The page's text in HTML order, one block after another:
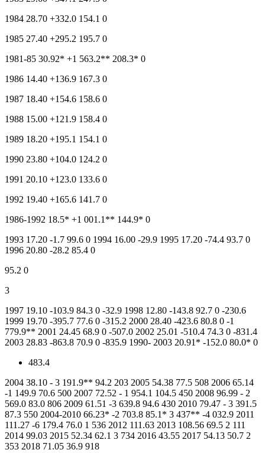
1984 28.70 +332.0 154.1 0
1985 27.40 +295.2 195.7 0
1981-85 30.92* +1 563.2** 208.3* 0
1986 14.40 +136.9 167.3 0
1987 18.40 +154.6 158.6 0
1988 15.00 +121.9 158.4 0
1989 18.20 +195.1 154.1 0
1990 23.80 +104.0 124.2 0
1991 20.10 +123.0 133.6 0
1992 19.40 +165.6 141.7 0
1986-1992 18.5* +1 001.1** 144.9* 0
1993 17.20 -1.7 99.6 0 1994 16.00 -29.9 1995 17.20 -74.4 93.7 0
1996 20.80 -28.2 85.4 0
95.2 0
3
1997 19.10 -103.9 84.3 0 -32.9 1998 12.80 -143.8 92.7 0 -230.6
1999 19.70 -395.7 77.6 0 -315.2 2000 28.40 -423.6 80.8 0 -1
779.9** 2001 24.45 68.9 0 -507.0 2002 25.01 -510.4 74.3 0 -831.4
2003 28.83 -863.8 70.9 0 -835.9 1990- 2003 20.91* -152.0 80.0* 0
483.4
2004 38.10 - 3 191.9** 94.2 203 2005 54.38 77.5 508 2006 65.14
-1 149.9 70.6 500 2007 72.52 - 1 954.1 104.5 450 2008 96.99 - 2
569.0 83.0 806 2009 61.51 -3 639.8 94.6 430 2010 79.47 - 3 391.5
87.3 550 2004-2010 66.23* -2 703.8 85.1* 3 437** -4 032.9 2011
111.27 -6 179.4 76.0 1 536 2012 111.63 2013 108.56 69.5 2 111
2014 99.03 2015 52.34 62.1 3 734 2016 43.55 2017 54.13 50.7 2
353 2018 71.05 36.9 918